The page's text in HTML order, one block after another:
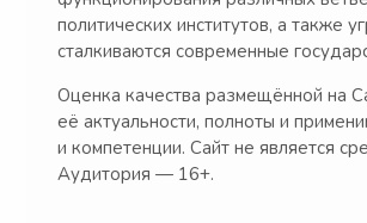
политических институтов, а также
сталкиваются современные
Оценка качества размещённой на
её актуальности, полноты и
и компетенции. Сайт не является
Аудитория — 16+.